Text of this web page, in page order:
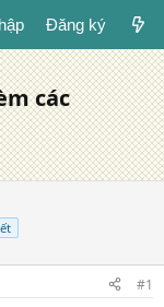
Đăng ký
các
#1